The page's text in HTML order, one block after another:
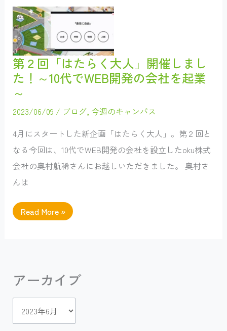
リ
ー
ス
ク
ー
ル
卒
業
生
か
メ
セ
ジ
を
い
た
だ
き
ま
し
第２回「はたらく大人」開催しまし
た！～10代でWEB開発の会社を起業
～
2023/06/09 / ブログ, 今週のキャンパス
4月にスタートした新企画「はたらく大人」。第２回と
なる今回は、10代でWEB開発の会社を設立したoku株式
会社の奥村航稀さんにお越しいただきました。 奥村さ
んは
第
２
人」
開
し
ま
し
た！
Read More »
アーカイブ
ー